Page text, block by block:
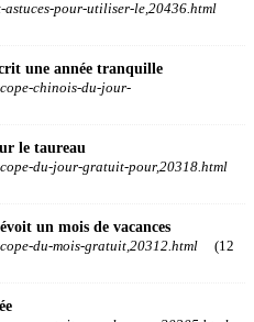
astuces-pour-utiliser-le,20436.html
une année tranquille
chinois-du-jour-
le taureau
du-jour-gratuit-pour,20318.html
un mois de vacances
du-mois-gratuit,20312.html (12